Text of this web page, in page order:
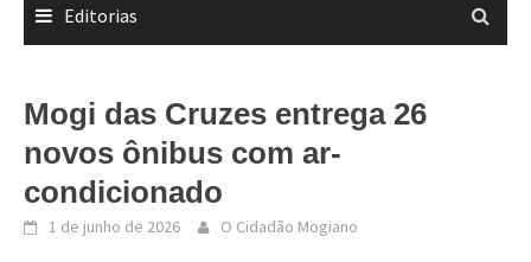
Editorias
Mogi das Cruzes entrega 26
novos ônibus com ar-
condicionado
1 de junho de 2026 O Cidadão Mogiano